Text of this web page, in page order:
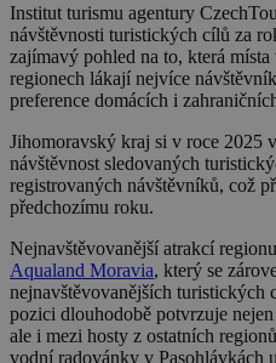
Institut turismu agentury
návštěvnosti turistických cílů za
zajímavý pohled na to, která
regionech lákají nejvíce
preference domácích i
Jihomoravský kraj si v roce 2025
návštěvnost sledovaných
registrovaných návštěvníků, což
předchozímu roku.
Nejnavštěvovanější atrakcí
Aqualand Moravia, který se
nejnavštěvovanějších turistických
pozici dlouhodobě potvrzuje
ale i mezi hosty z ostatních
vodní radovánky v Pasohlávkách